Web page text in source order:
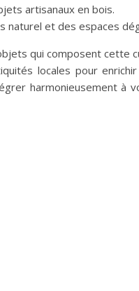
artisanaux en bois.
naturel et des espaces
qui composent cette
locales pour
harmonieusement à